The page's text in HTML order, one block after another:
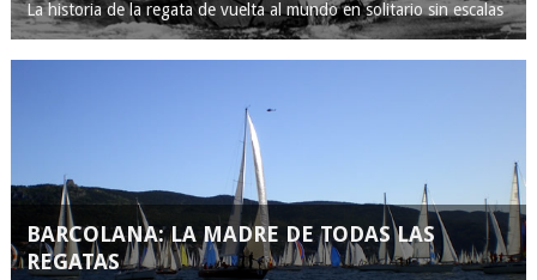
La historia de la regata de vuelta al mundo en solitario sin escalas
BARCOLANA: LA MADRE DE TODAS LAS
REGATAS